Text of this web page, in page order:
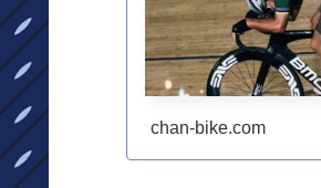
chan-bike.com